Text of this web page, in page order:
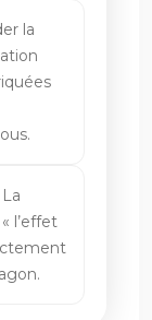
la
l’effet